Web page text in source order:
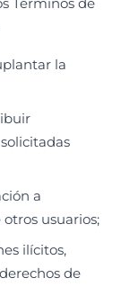
la
a
usuarios;
ilícitos,
de